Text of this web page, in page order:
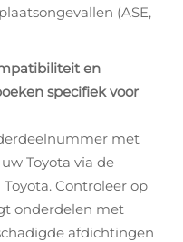
(ASE,
en
specifiek voor
met
Toyota via de
Controleer op
onderdelen met
afdichtingen